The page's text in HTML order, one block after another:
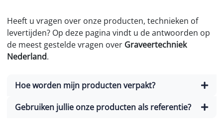
Heeft u vragen over onze producten, technieken of
levertijden? Op deze pagina vindt u de antwoorden op
de meest gestelde vragen over Graveertechniek
Nederland.
Hoe worden mijn producten verpakt?
Gebruiken jullie onze producten als referentie?